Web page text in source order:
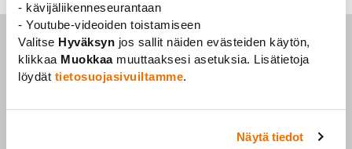
- kävijäliikenneseurantaan
- Youtube-videoiden toistamiseen
Valitse Hyväksyn jos sallit näiden evästeiden käytön,
klikkaa Muokkaamuuttaaksesi asetuksia. Lisätietoja
löydät tietosuojasivuiltamme.
Näytä tiedot